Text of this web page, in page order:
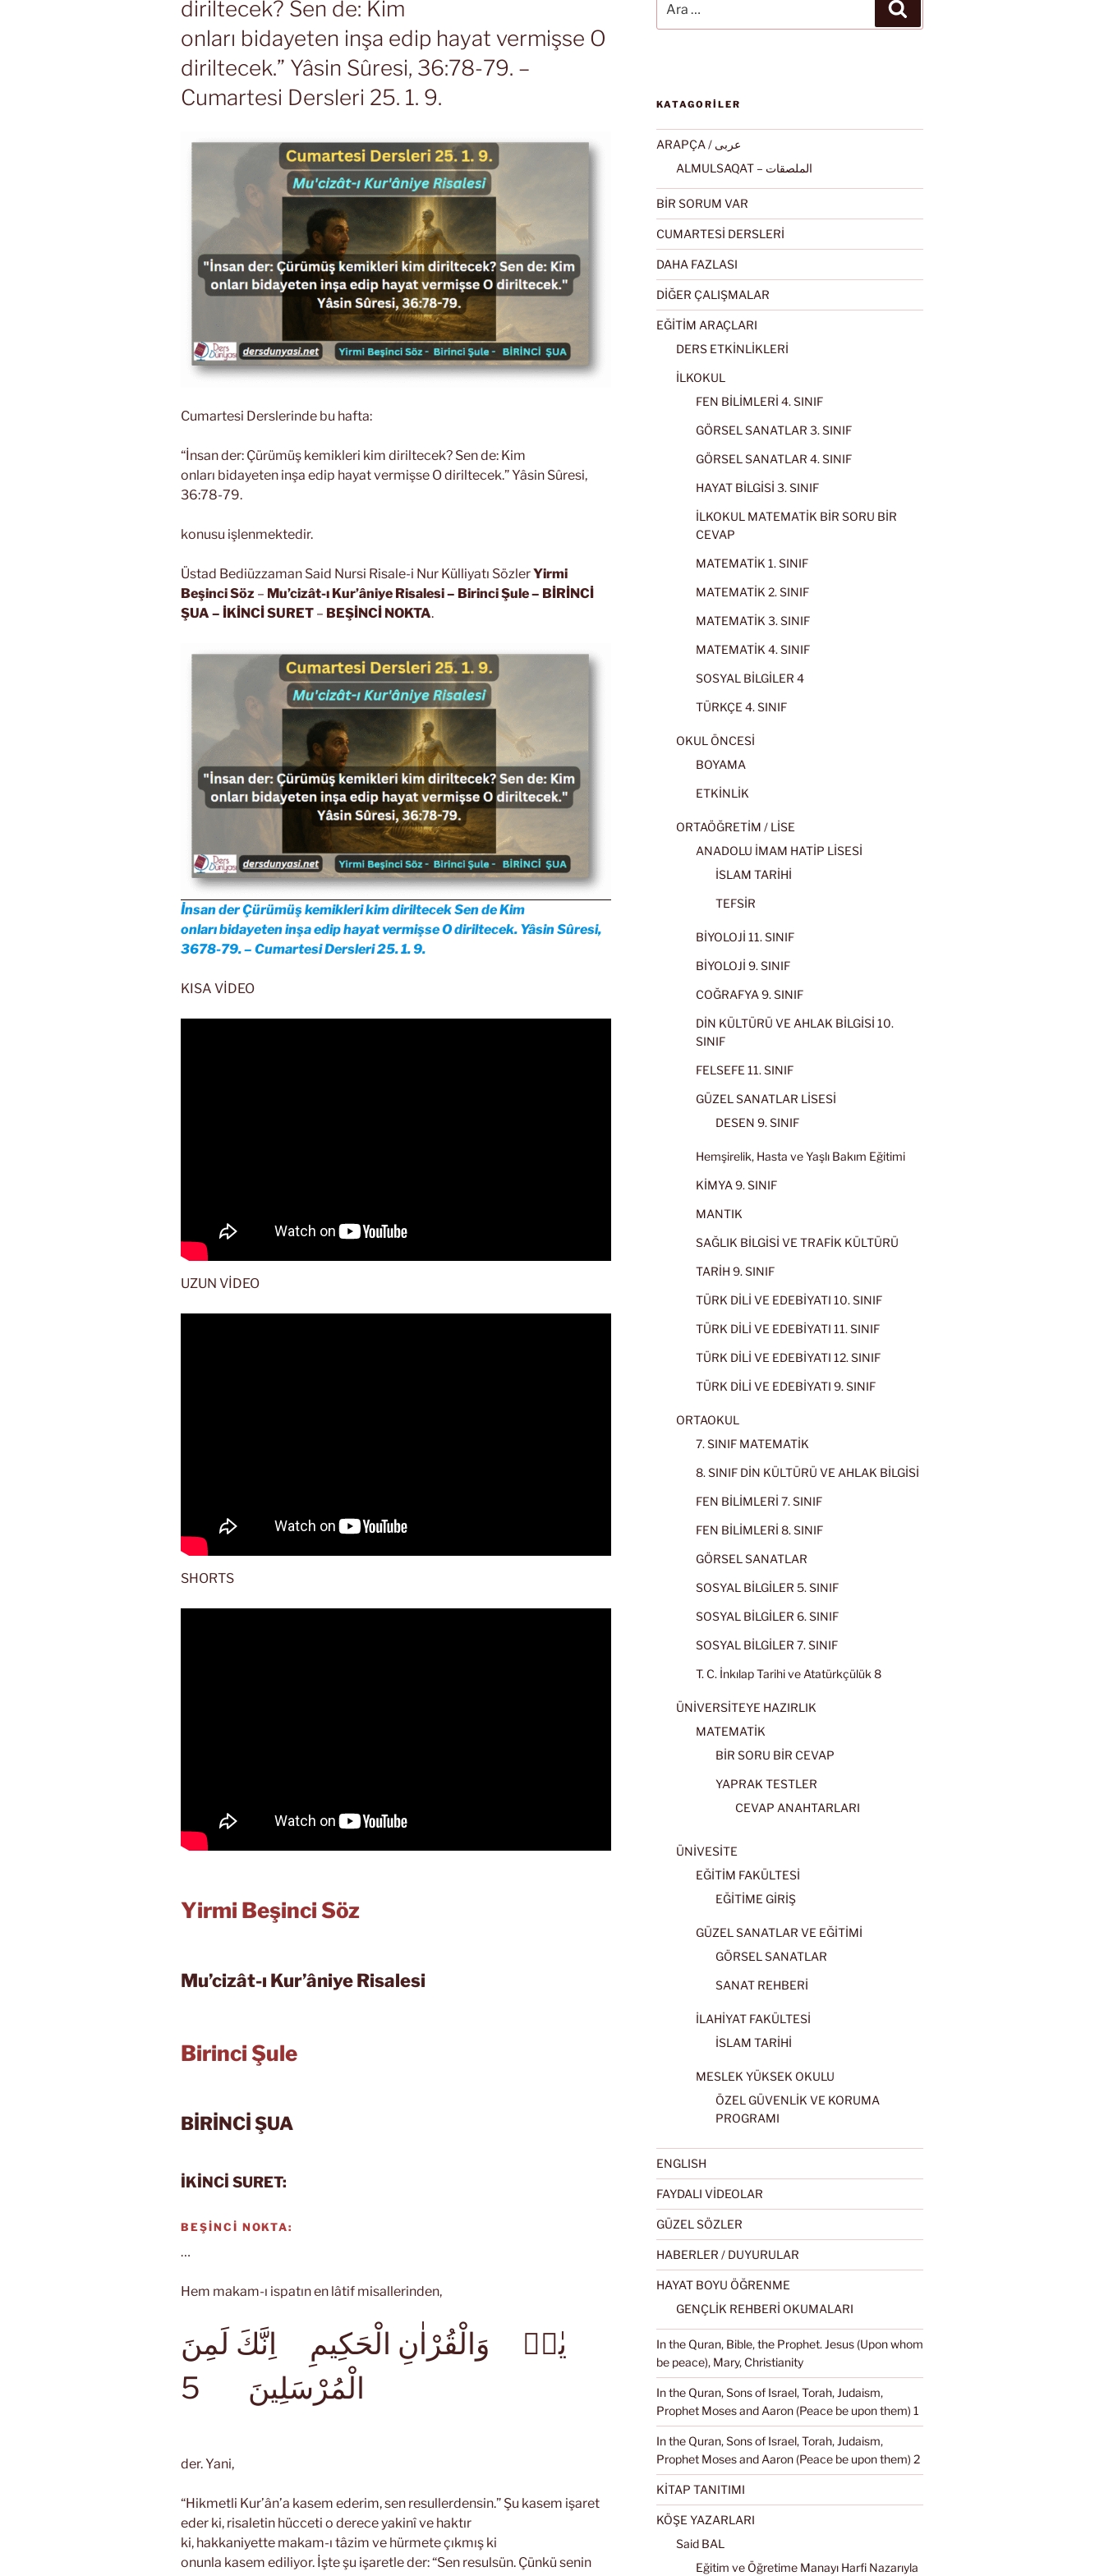
diriltecek? Sen de: Kim
onları bidayeten inşa edip hayat vermişse O
diriltecek.” Yâsin Sûresi, 36:78-79. –
Cumartesi Dersleri 25. 1. 9.
Cumartesi Derslerinde bu hafta:
“İnsan der: Çürümüş kemikleri kim diriltecek? Sen de: Kim
onları bidayeten inşa edip hayat vermişse O diriltecek.” Yâsin Sûresi,
36:78-79.
konusu işlenmektedir.
Üstad Bediüzzaman Said Nursi Risale-i Nur Külliyatı SözlerYirmi
Beşinci Söz – Mu’cizât-ı Kur’âniye Risalesi– Birinci Şule – BİRİNCİ
ŞUA – İKİNCİ SURET – BEŞİNCİ NOKTA.
İnsan der Çürümüş kemikleri kim diriltecek Sen de Kim
onları bidayeten inşa edip hayat vermişse O diriltecek. Yâsin Sûresi,
3678-79. – Cumartesi Dersleri 25. 1. 9.
KISA VİDEO
UZUN VİDEO
SHORTS
Yirmi Beşinci Söz
Mu’cizât-ı Kur’âniye Risalesi
Birinci Şule
BİRİNCİ ŞUA
İKİNCİ SURET:
BEŞİNCİ NOKTA:
…
Hem makam-ı ispatın en lâtif misallerinden,
يٰسۤ وَالْقُرْاٰنِ الْحَكِيمِ اِنَّكَ لَمِنَ
الْمُرْسَلِينَ
der. Yani,
“Hikmetli Kur’ân’a kasem ederim, sen resullerdensin.” Şu kasem işaret
eder ki, risaletin hücceti o derece yakinî ve haktır
ki, hakkaniyette makam-ı tâzim ve hürmete çıkmış ki
onunla kasem ediliyor. İşte şu işaretle der: “Sen resulsün. Çünkü senin
KATAGORİLER
ARAPÇA / عربى
ALMULSAQAT – الملصقات
BİR SORUM VAR
CUMARTESİ DERSLERİ
DAHA FAZLASI
DİĞER ÇALIŞMALAR
EĞİTİM ARAÇLARI
DERS ETKİNLİKLERİ
İLKOKUL
FEN BİLİMLERİ 4. SINIF
GÖRSEL SANATLAR 3. SINIF
GÖRSEL SANATLAR 4. SINIF
HAYAT BİLGİSİ 3. SINIF
İLKOKUL MATEMATİK BİR SORU BİR
CEVAP
MATEMATİK 1. SINIF
MATEMATİK 2. SINIF
MATEMATİK 3. SINIF
MATEMATİK 4. SINIF
SOSYAL BİLGİLER 4
TÜRKÇE 4. SINIF
OKUL ÖNCESİ
BOYAMA
ETKİNLİK
ORTAÖĞRETİM / LİSE
ANADOLU İMAM HATİP LİSESİ
İSLAM TARİHİ
TEFSİR
BİYOLOJİ 11. SINIF
BİYOLOJİ 9. SINIF
COĞRAFYA 9. SINIF
DİN KÜLTÜRÜ VE AHLAK BİLGİSİ 10.
SINIF
FELSEFE 11. SINIF
GÜZEL SANATLAR LİSESİ
DESEN 9. SINIF
Hemşirelik, Hasta ve Yaşlı Bakım Eğitimi
KİMYA 9. SINIF
MANTIK
SAĞLIK BİLGİSİ VE TRAFİK KÜLTÜRÜ
TARİH 9. SINIF
TÜRK DİLİ VE EDEBİYATI 10. SINIF
TÜRK DİLİ VE EDEBİYATI 11. SINIF
TÜRK DİLİ VE EDEBİYATI 12. SINIF
TÜRK DİLİ VE EDEBİYATI 9. SINIF
ORTAOKUL
7. SINIF MATEMATİK
8. SINIF DİN KÜLTÜRÜ VE AHLAK BİLGİSİ
FEN BİLİMLERİ 7. SINIF
FEN BİLİMLERİ 8. SINIF
GÖRSEL SANATLAR
SOSYAL BİLGİLER 5. SINIF
SOSYAL BİLGİLER 6. SINIF
SOSYAL BİLGİLER 7. SINIF
T. C. İnkılap Tarihi ve Atatürkçülük 8
ÜNİVERSİTEYE HAZIRLIK
MATEMATİK
BİR SORU BİR CEVAP
YAPRAK TESTLER
CEVAP ANAHTARLARI
ÜNİVESİTE
EĞİTİM FAKÜLTESİ
EĞİTİME GİRİŞ
GÜZEL SANATLAR VE EĞİTİMİ
GÖRSEL SANATLAR
SANAT REHBERİ
İLAHİYAT FAKÜLTESİ
İSLAM TARİHİ
MESLEK YÜKSEK OKULU
ÖZEL GÜVENLİK VE KORUMA
PROGRAMI
ENGLISH
FAYDALI VİDEOLAR
GÜZEL SÖZLER
HABERLER / DUYURULAR
HAYAT BOYU ÖĞRENME
GENÇLİK REHBERİ OKUMALARI
In the Quran, Bible, the Prophet. Jesus (Upon whom
be peace), Mary, Christianity
In the Quran, Sons of Israel, Torah, Judaism,
Prophet Moses and Aaron (Peace be upon them) 1
In the Quran, Sons of Israel, Torah, Judaism,
Prophet Moses and Aaron (Peace be upon them) 2
KİTAP TANITIMI
KÖŞE YAZARLARI
Said BAL
Eğitim ve Öğretime Manayı Harfi Nazarıyla